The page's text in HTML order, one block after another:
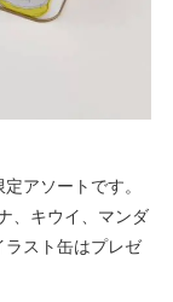
アソートです。
、キウイ、マンダ
ラスト缶はプレゼ